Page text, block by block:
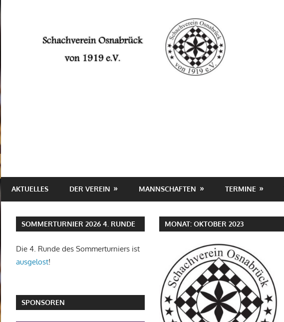
Zum
springen
AKTUELLES DER VEREIN MANNSCHAFTEN TERMINE
MONAT:OKTOBER 2023
SOMMERTURNIER 2026 4. RUNDE
Die 4. Runde des Sommerturniers ist
ausgelost!
SPONSOREN